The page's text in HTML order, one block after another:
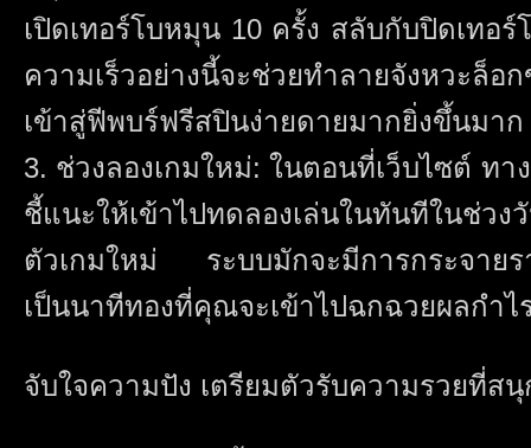
เปิดเทอร์โบหมุน 10 ครั้ง สลับกับปิดเทอ
ความเร็วอย่างนี้จะช่วยทำลายจังหวะล็
เข้าสู่ฟีพบร์ฟรีสปินง่ายดายมากยิ่งขึ้นมาก
3. ช่วงลองเกมใหม่: ในตอนที่เว็บไซต์ ทา
ชี้แนะให้เข้าไปทดลองเล่นในทันทีในช่วง
ตัวเกมใหม่ ระบบมักจะมีการกระจายร
เป็นนาทีทองที่คุณจะเข้าไปฉกฉวยผลกำ
จับใจความปัง เตรียมตัวรับความรวยที่ส